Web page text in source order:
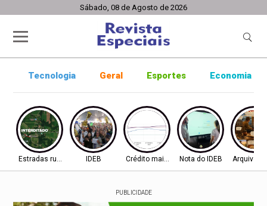
Sábado, 08 de Agosto de 2026
Tecnologia Geral Esportes Economia
Estradas rurais IDEB Crédito mais difícilNota do IDEB Arquivo
PUBLICIDADE